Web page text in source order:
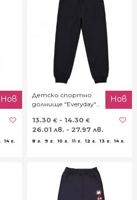
Нов
14 г.
Детско спортно
долнище "Everyday"
Нов
13.30 € - 14.30 €
26.01 лв. - 27.97 лв.
8 г. 9 г. 10 г. 11 г. 12 г. 13 г. 14 г.